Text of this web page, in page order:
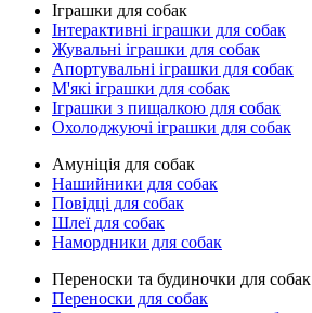
Іграшки для собак
Інтерактивні іграшки для собак
Жувальні іграшки для собак
Апортувальні іграшки для собак
М'які іграшки для собак
Іграшки з пищалкою для собак
Охолоджуючі іграшки для собак
Амуніція для собак
Нашийники для собак
Повідці для собак
Шлеї для собак
Намордники для собак
Переноски та будиночки для собак
Переноски для собак